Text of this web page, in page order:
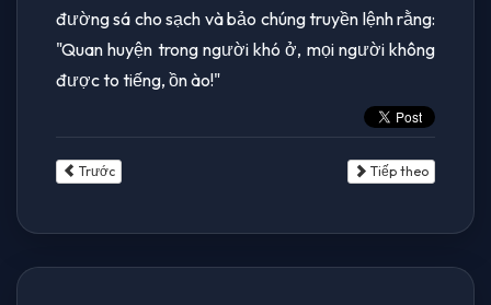
đường sá cho sạch và bảo chúng truyền lệnh rằng:
"Quan huyện trong người khó ở, mọi người không
được to tiếng, ồn ào!"
Trước Tiếp theo